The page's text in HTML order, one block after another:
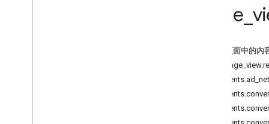
page
這個頁面中的內